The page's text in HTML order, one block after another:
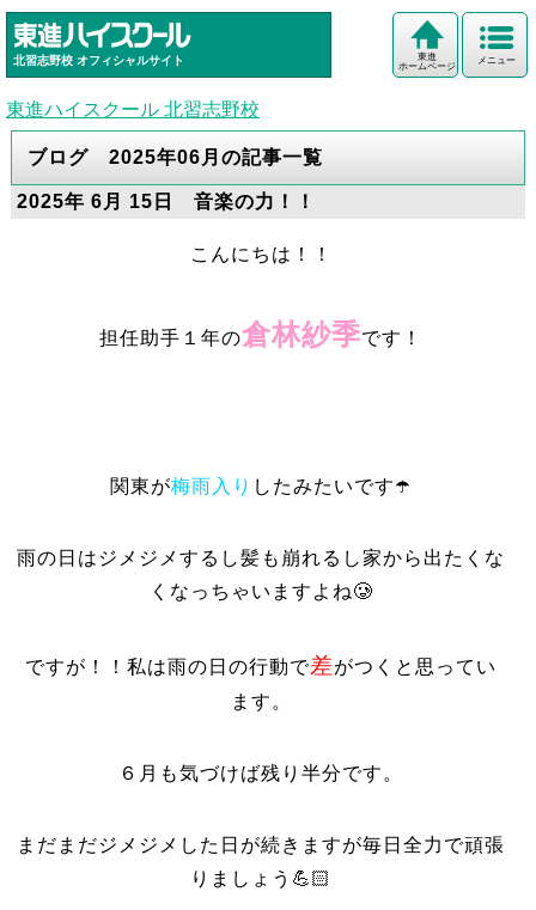
北習志野校 オフィシャルサイト メニュー
東進
ホームページ
東進ハイスクール 北習志野校
ブログ 2025年06月の記事一覧
2025年 6月 15日 音楽の力！！
こんにちは！！
担任助手１年の倉林紗季です！
関東が梅雨入り したみたいです☂️
雨の日はジメジメするし髪も崩れるし家から出たくな
くなっちゃいますよね🥲
ですが！！私は雨の日の行動で差がつくと思ってい
ます。
６月も気づけば残り半分です。
まだまだジメジメした日が続きますが毎日全力で頑張
りましょう💪🏻